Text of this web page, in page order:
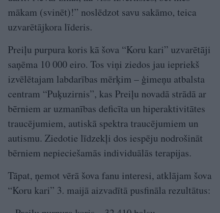
mākam (svinēt)!” noslēdzot savu sakāmo, teica
uzvarētājkora līderis.
Preiļu purpura koris kā šova “Koru kari” uzvarētāji
saņēma 10 000 eiro. Tos viņi ziedos jau iepriekš
izvēlētajam labdarības mērķim – ģimeņu atbalsta
centram “Puķuzirnis”, kas Preiļu novadā strādā ar
bērniem ar uzmanības deficīta un hiperaktivitātes
traucējumiem, autiskā spektra traucējumiem un
autismu. Ziedotie līdzekļi dos iespēju nodrošināt
bērniem nepieciešamās individuālās terapijas.
Tāpat, ņemot vērā šova fanu interesi, atklājam šova
“Koru kari” 3. maijā aizvadītā pusfināla rezultātus: